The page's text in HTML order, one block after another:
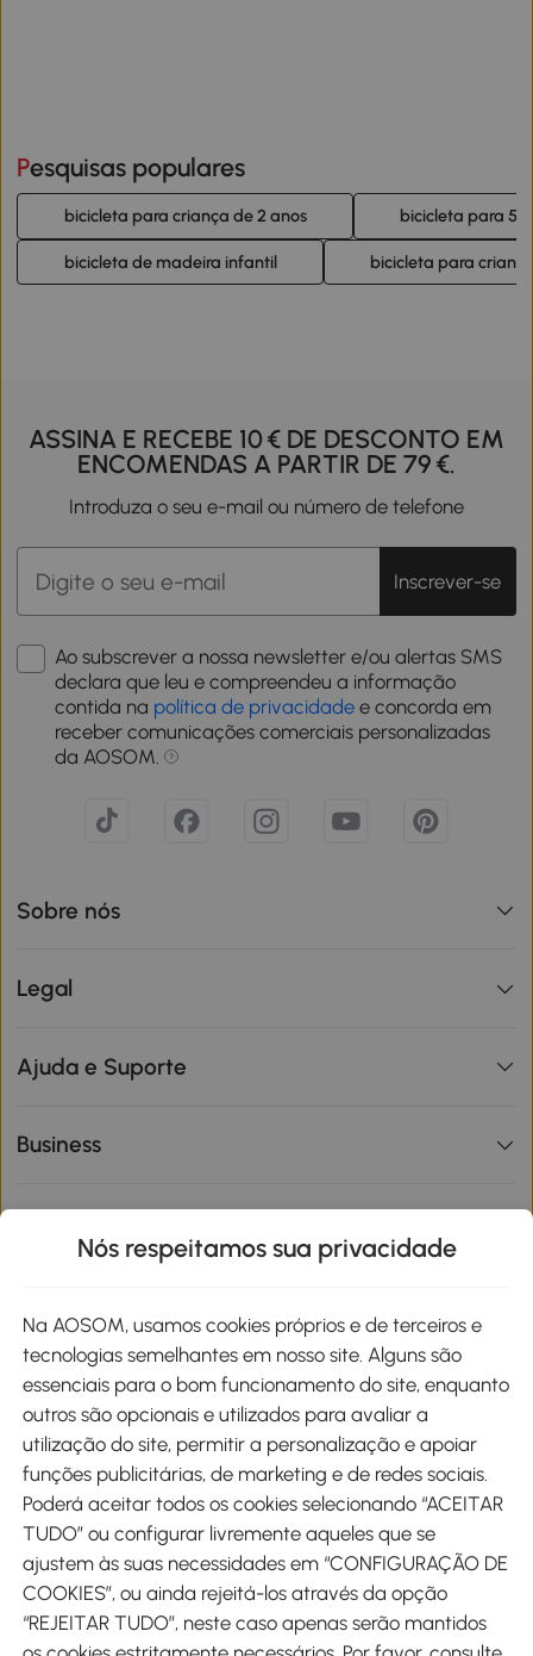
Pesquisas populares
bicicleta para criança de 2 anos bicicleta para 5
bicicleta de madeira infantil bicicleta para
ASSINA E RECEBE 10 € DE DESCONTO EM
ENCOMENDAS A PARTIR DE 79 €.
Introduza o seu e-mail ou número de telefone
Inscrever-se
Ao subscrever a nossa newsletter e/ou alertas SMS
declara que leu e compreendeu a informação
contida na política de privacidade e concorda em
receber comunicações comerciais personalizadas
da AOSOM.
Sobre nós
Legal
Ajuda e Suporte
Business
Métodos de pagamento
Envio
Nós respeitamos sua privacidade
Na AOSOM, usamos cookies próprios e de terceiros e
tecnologias semelhantes em nosso site. Alguns são
essenciais para o bom funcionamento do site, enquanto
outros são opcionais e utilizados para avaliar a
utilização do site, permitir a personalização e apoiar
funções publicitárias, de marketing e de redes sociais.
Poderá aceitar todos os cookies selecionando “ACEITAR
TUDO” ou configurar livremente aqueles que se
ajustem às suas necessidades em “CONFIGURAÇÃO DE
COOKIES”, ou ainda rejeitá-los através da opção
“REJEITAR TUDO”, neste caso apenas serão mantidos